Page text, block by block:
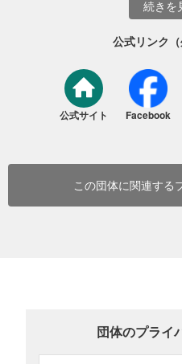
公式リンク（
公式サイト Facebook
この団体に関連する
団体のプライ